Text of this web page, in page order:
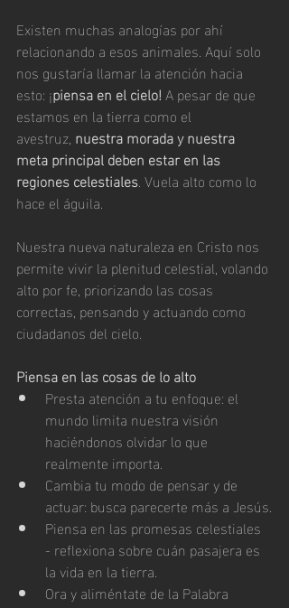
Existen muchas analogías por ahí
relacionando a esos animales. Aquí solo
nos gustaría llamar la atención hacia
esto: ¡piensa en el cielo! A pesar de que
estamos en la tierra como el
avestruz, nuestra morada y nuestra
meta principal deben estar en las
regiones celestiales. Vuela alto como lo
hace el águila.
Nuestra nueva naturaleza en Cristo nos
permite vivir la plenitud celestial, volando
alto por fe, priorizando las cosas
correctas, pensando y actuando como
ciudadanos del cielo.
Piensa en las cosas de lo alto
Presta atención a tu enfoque: el
mundo limita nuestra visión
haciéndonos olvidar lo que
realmente importa.
Cambia tu modo de pensar y de
actuar: busca parecerte más a Jesús.
Piensa en las promesas celestiales
- reflexiona sobre cuán pasajera es
la vida en la tierra.
Ora y aliméntate de la Palabra